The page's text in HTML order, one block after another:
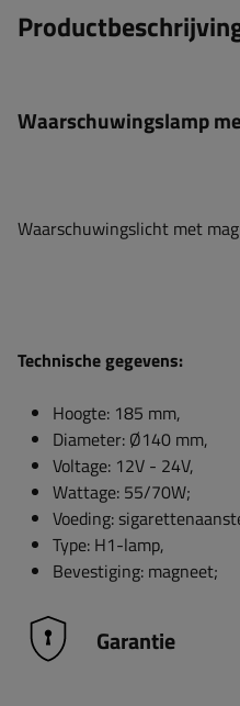
Waarschuwingslamp
Waarschuwingslicht met
Technische gegevens:
Hoogte: 185 mm,
Diameter: Ø140 mm,
Voltage: 12V - 24V,
Wattage: 55/70W;
Voeding:
Type: H1-lamp,
Bevestiging: magneet;
Garantie